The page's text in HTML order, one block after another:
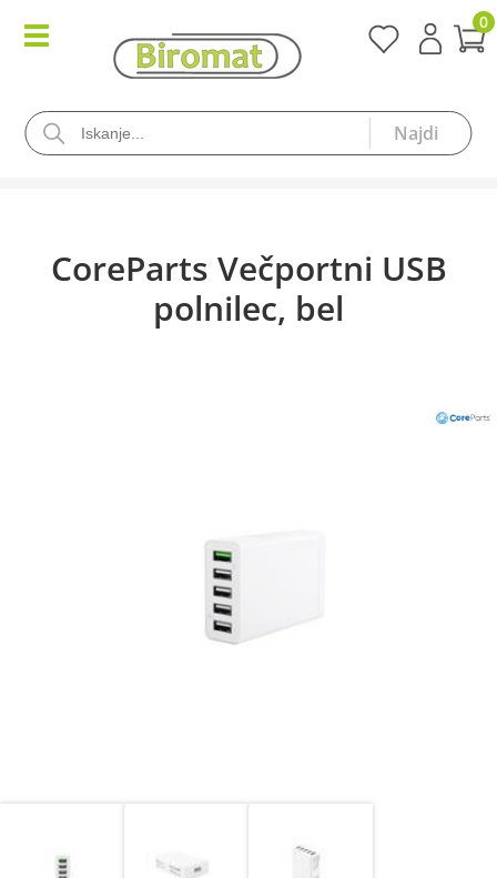
0
CoreParts Večportni USB
polnilec, bel